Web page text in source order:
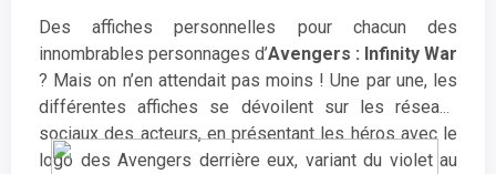
Des affiches personnelles pour chacun des
innombrables personnages d’Avengers : Infinity War
? Mais on n’en attendait pas moins ! Une par une, les
différentes affiches se dévoilent sur les réseaux
sociaux des acteurs, en présentant les héros avec le
logo des Avengers derrière eux, variant du violet au